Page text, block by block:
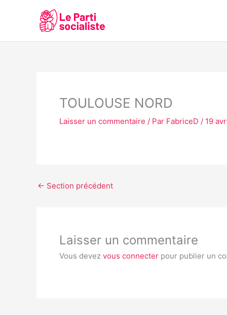
TOULOUSE NORD
Laisser un commentaire / Par FabriceD / 19
← Section précédent
Laisser un commentaire
Vous devez vous connecter pour publier un